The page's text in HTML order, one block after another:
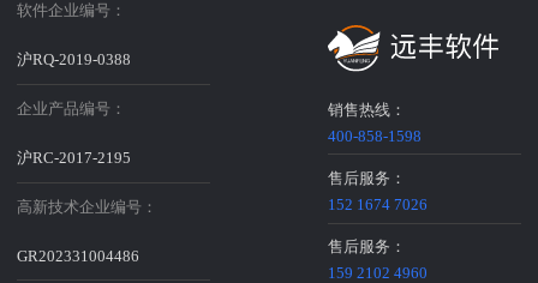
软件企业编号：
沪RQ-2019-0388
企业产品编号：
沪RC-2017-2195
高新技术企业编号：
GR202331004486
销售热线：
400-858-1598
售后服务：
152 1674 7026
售后服务：
159 2102 4960